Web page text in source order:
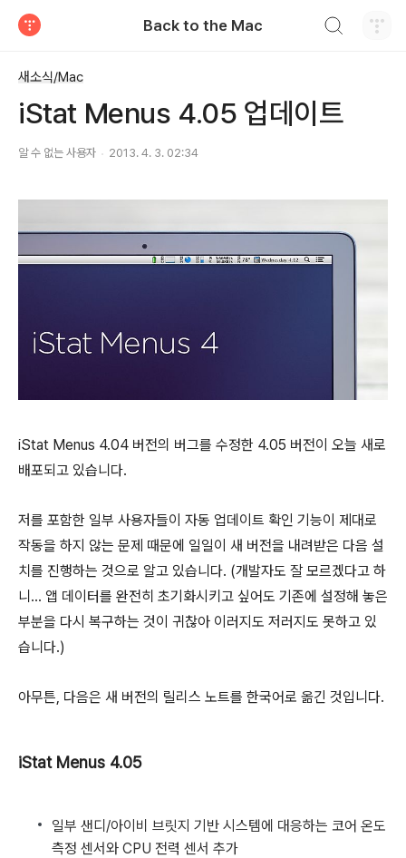
Back to the Mac
새소식/Mac
iStat Menus 4.05 업데이트
알 수 없는 사용자 2013. 4. 3. 02:34
iStat Menus 4.04 버전의 버그를 수정한 4.05 버전이 오늘 새로
배포되고 있습니다.
저를 포함한 일부 사용자들이 자동 업데이트 확인 기능이 제대로
작동을 하지 않는 문제 때문에 일일이 새 버전을 내려받은 다음 설
치를 진행하는 것으로 알고 있습니다. (개발자도 잘 모르겠다고 하
니... 앱 데이터를 완전히 초기화시키고 싶어도 기존에 설정해 놓은
부분을 다시 복구하는 것이 귀찮아 이러지도 저러지도 못하고 있
습니다.)
아무튼, 다음은 새 버전의 릴리스 노트를 한국어로 옮긴 것입니다.
iStat Menus 4.05
일부 샌디/아이비 브릿지 기반 시스템에 대응하는 코어 온도
측정 센서와 CPU 전력 센서 추가